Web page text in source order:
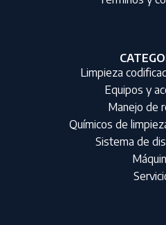
Limpieza
Equipos y
Manejo de
Químicos de
Sistema de